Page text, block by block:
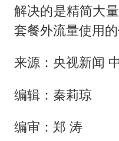
解决的是精简大
套餐外流量使用的
来源：央视新闻
编辑：秦莉琼
编审：郑 涛